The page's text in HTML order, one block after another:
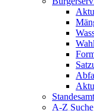
A-Z Suche